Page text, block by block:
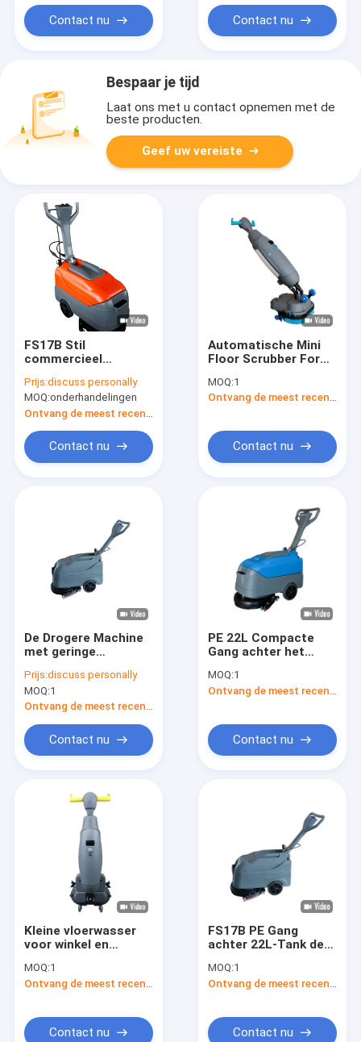
Producten
Over ons
Fabriekstocht
Nieuws
schoonmaken
Contact nu Contact nu
Bespaar je tijd
Laat ons met u contact opnemen met de
beste producten.
Geef uw vereiste
FS17B Stil
commercieel
meerkleurige
tegelreinigingsmachine
Prijs:discuss personally
MOQ:onderhandelingen
Contact nu
Automatische Mini
Floor Scrubber For
MOQ:1
Ontvang de meest recente Prijs
Contact nu
De Drogere Machine
met geringe
Vloergaszuiveraar
met Batterij In
werking gesteld
Prijs:discuss personally
MOQ:1
Ontvang de meest recente Prijs
Contact nu
PE 22L Compacte
Gang achter het
van de
Vloergaszuiveraar
MOQ:1
Contact nu
Kleine vloerwasser
voor winkel en
MOQ:1
Contact nu
FS17B PE Gang
achter 22L-Tank de
17 Duimvloer
MOQ:1
Contact nu